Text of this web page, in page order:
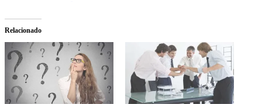
Relacionado